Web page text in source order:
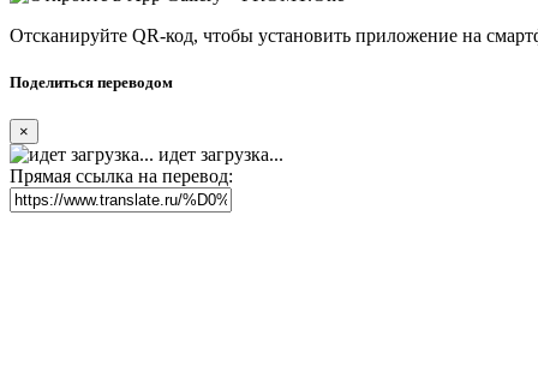
Отсканируйте QR-код, чтобы установить приложение на
Поделиться переводом
×
идет загрузка...
Прямая ссылка на перевод: